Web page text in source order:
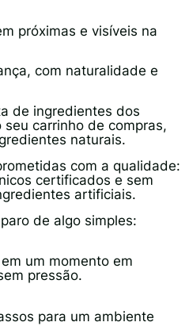
próximas e visíveis na
com naturalidade e
de ingredientes dos
carrinho de compras,
naturais.
com a qualidade:
certificados e sem
artificiais.
de algo simples:
um momento em
pressão.
para um ambiente